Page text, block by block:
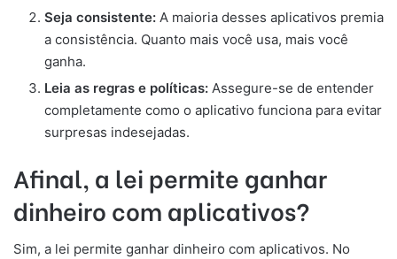
Seja consistente: A maioria desses aplicativos premia
a consistência. Quanto mais você usa, mais você
ganha.
Leia as regras e políticas: Assegure-se de entender
completamente como o aplicativo funciona para evitar
surpresas indesejadas.
Afinal, a lei permite ganhar
dinheiro com aplicativos?
Sim, a lei permite ganhar dinheiro com aplicativos. No